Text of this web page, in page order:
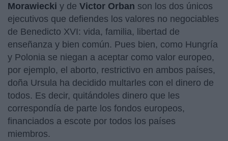
Morawiecki y de Victor Orban son los dos únicos
ejecutivos que defiendes los valores no negociables
de Benedicto XVI: vida, familia, libertad de
enseñanza y bien común. Pues bien, como Hungría
y Polonia se niegan a aceptar como valor europeo,
por ejemplo, el aborto, restrictivo en ambos países,
doña Ursula ha decidido multarles con el dinero de
todos. Es decir, quitándoles dinero que les
correspondía de parte los fondos europeos,
financiados a escote por todos los países
miembros.